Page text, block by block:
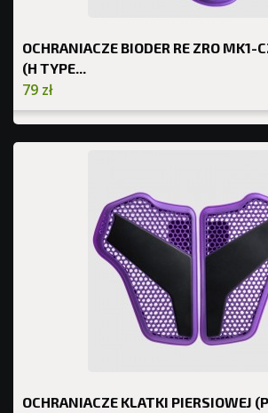
OCHRANIACZE BIODER RE ZRO MK1-
(H TYPE...
79 zł
OCHRANIACZE KLATKI PIERSIOWEJ